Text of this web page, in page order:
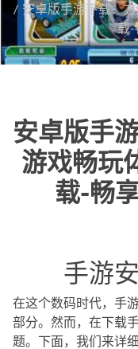
安卓版手游下载：
载-
安卓版手
游戏畅玩
载-畅
手游
在这个数码时代，手
部分。然而，在下载
题。下面，我们来详